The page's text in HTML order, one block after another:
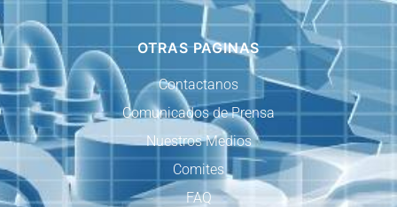
OTRAS PAGINAS
Contactanos
Comunicados de Prensa
Nuestros Medios
Comites
FAQ